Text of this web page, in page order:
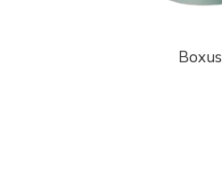
Boxus